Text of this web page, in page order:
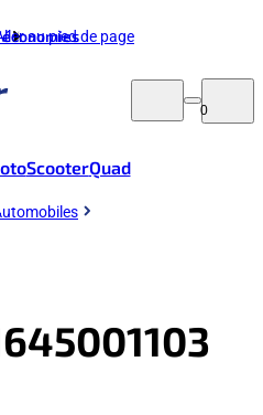
au pied de page
0
ScooterQuad